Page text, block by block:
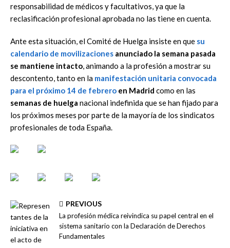
responsabilidad de médicos y facultativos, ya que la
reclasificación profesional aprobada no las tiene en cuenta.
Ante esta situación, el Comité de Huelga insiste en que su
calendario de movilizaciones anunciado la semana pasada
se mantiene intacto, animando a la profesión a mostrar su
descontento, tanto en la manifestación unitaria convocada
para el próximo 14 de febrero en Madrid como en las
semanas de huelga nacional indefinida que se han fijado para
los próximos meses por parte de la mayoría de los sindicatos
profesionales de toda España.
PREVIOUS
La profesión médica reivindica su papel central en el
sistema sanitario con la Declaración de Derechos
Fundamentales